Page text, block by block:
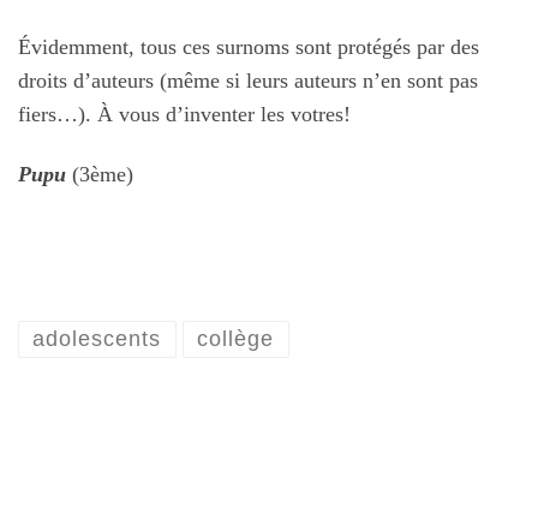
Évidemment, tous ces surnoms sont protégés par des
droits d’auteurs (même si leurs auteurs n’en sont pas
fiers…). À vous d’inventer les votres!
Pupu (3ème)
adolescents collège